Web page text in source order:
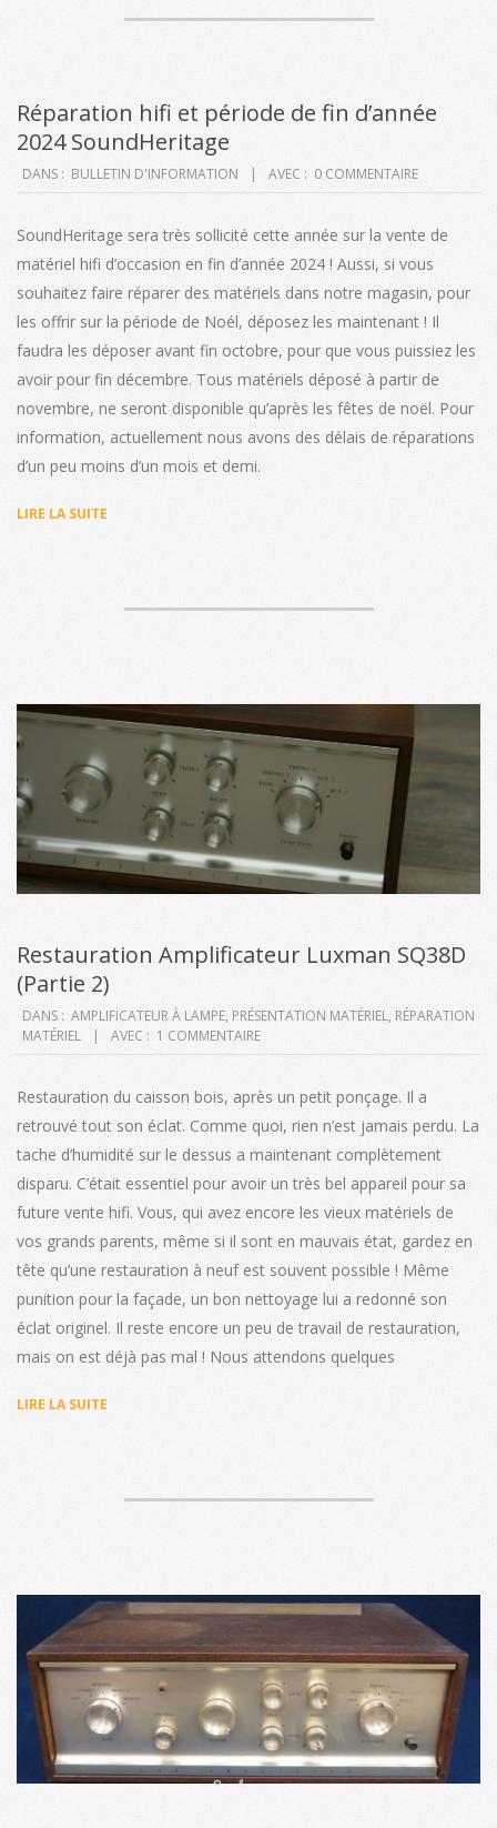
Réparation hifi et période de fin d’année
2024 SoundHeritage
2024-
29
DANS : BULLETIN D'INFORMATION AVEC : 0 COMMENTAIRE
SoundHeritage sera très sollicité cette année sur la vente de
matériel hifi d’occasion en fin d’année 2024 ! Aussi, si vous
souhaitez faire réparer des matériels dans notre magasin, pour
les offrir sur la période de Noél, déposez les maintenant ! Il
faudra les déposer avant fin octobre, pour que vous puissiez les
avoir pour fin décembre. Tous matériels déposé à partir de
novembre, ne seront disponible qu’après les fêtes de noël. Pour
information, actuellement nous avons des délais de réparations
d’un peu moins d’un mois et demi.
LIRE LA SUITE
Restauration Amplificateur Luxman SQ38D
(Partie 2)
2020-
10-
DANS : AMPLIFICATEUR À LAMPE, PRÉSENTATION MATÉRIEL, RÉPARATION
MATÉRIEL
AVEC : 1 COMMENTAIRE
Restauration du caisson bois, après un petit ponçage. Il a
retrouvé tout son éclat. Comme quoi, rien n’est jamais perdu. La
tache d’humidité sur le dessus a maintenant complètement
disparu. C’était essentiel pour avoir un très bel appareil pour sa
future vente hifi. Vous, qui avez encore les vieux matériels de
vos grands parents, même si il sont en mauvais état, gardez en
tête qu’une restauration à neuf est souvent possible ! Même
punition pour la façade, un bon nettoyage lui a redonné son
éclat originel. Il reste encore un peu de travail de restauration,
mais on est déjà pas mal ! Nous attendons quelques
LIRE LA SUITE